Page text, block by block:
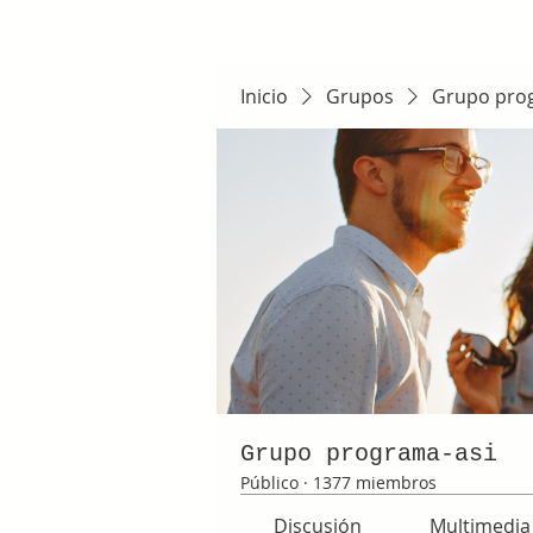
Inicio Grupos Grupo
Grupo programa-asi
Público · 1377 miembros
Discusión Multimedia